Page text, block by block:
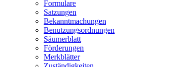
Formulare
Satzungen
Bekanntmachungen
Benutzungsordnungen
Säumerblatt
Förderungen
Merkblätter